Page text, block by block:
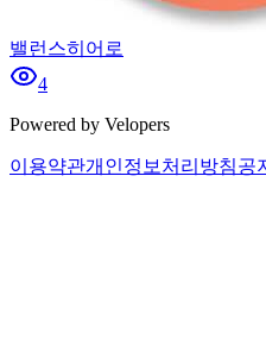
밸런스히어로
4
Powered by Velopers
이용약관개인정보처리방침공